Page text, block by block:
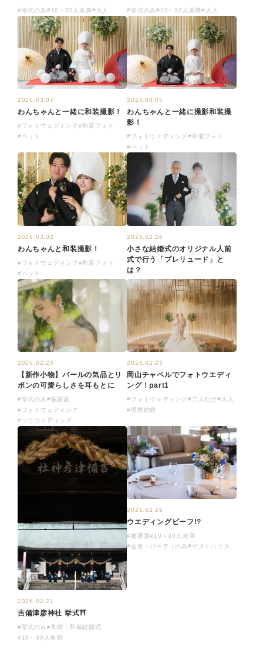
#挙式のみ#10～30人未満#大人 #挙式のみ#10～30人未満#大人
2026.03.07
わんちゃんと一緒に和装撮影！
#フォトウェディング#和装フォト
#ペット
2026.03.05
わんちゃんと一緒に撮影和装撮
影！
#フォトウェディング#和装フォト
#ペット
2026.03.02
わんちゃんと和装撮影！
#フォトウェディング#和装フォト
#ペット
2026.02.28
小さな結婚式のオリジナル人前
式で行う「プレリュード」と
は？
2026.02.24
【新作小物】パールの気品とリ
ボンの可愛らしさを耳もとに
#挙式のみ#披露宴
#フォトウェディング
#ソロウェディング
2026.02.23
岡山チャペルでフォトウエディ
ング！part1
#フォトウェディング#二人だけ#大人
#国際結婚
2026.02.21
吉備津彦神社 挙式⛩
#挙式のみ#和婚・和装結婚式
#10～30人未満
2026.02.19
ウエディングビーフ!?
#披露宴#10～30人未満
#会食・パーティのみ#ゲストハウス